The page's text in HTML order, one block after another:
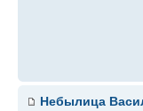
Небылица